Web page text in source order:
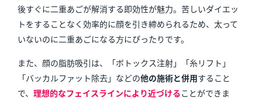
後すぐに二重あごが解消する即効性が魅力。苦しいダイエッ
トをすることなく効率的に顔を引き締められるため、太って
いないのに二重あごになる方にぴったりです。
また、顔の脂肪吸引は、「ボトックス注射」「糸リフト」
「バッカルファット除去」などの他の施術と併用すること
で、 理想的なフェイスラインにより近づけることができま